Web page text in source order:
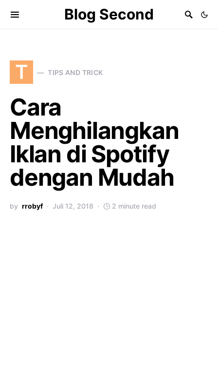
Blog Second
T TIPS AND TRICK
Cara
Menghilangkan
Iklan di Spotify
dengan Mudah
by rrobyf Juli 12, 2018 2 minute read